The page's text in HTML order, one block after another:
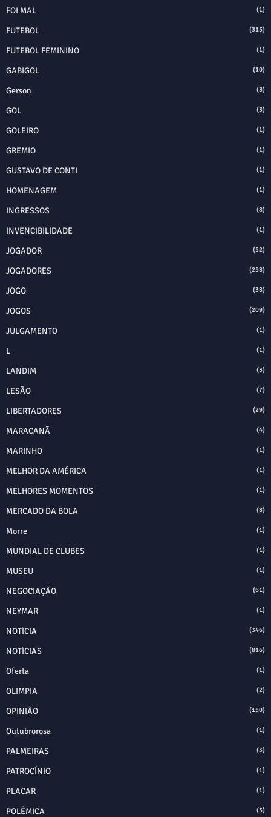
FOI MAL (1)
FUTEBOL (315)
FUTEBOL FEMININO (1)
GABIGOL (10)
Gerson (3)
GOL (3)
GOLEIRO (1)
GREMIO (1)
GUSTAVO DE CONTI (1)
HOMENAGEM (1)
INGRESSOS (8)
INVENCIBILIDADE (1)
JOGADOR (52)
JOGADORES (258)
JOGO (38)
JOGOS (209)
JULGAMENTO (1)
L (1)
LANDIM (3)
LESÃO (7)
LIBERTADORES (29)
MARACANÃ (4)
MARINHO (1)
MELHOR DA AMÉRICA (1)
MELHORES MOMENTOS (1)
MERCADO DA BOLA (8)
Morre (1)
MUNDIAL DE CLUBES (1)
MUSEU (1)
NEGOCIAÇÃO (61)
NEYMAR (1)
NOTÍCIA (346)
NOTÍCIAS (816)
Oferta (1)
OLIMPIA (2)
OPINIÃO (150)
Outubrorosa (1)
PALMEIRAS (3)
PATROCÍNIO (1)
PLACAR (1)
POLÊMICA (3)